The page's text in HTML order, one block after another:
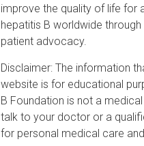
improve the quality of life for
hepatitis B worldwide
patient advocacy.
Disclaimer: The information
website is for educational
B Foundation is not a
talk to your doctor or a
for personal medical care